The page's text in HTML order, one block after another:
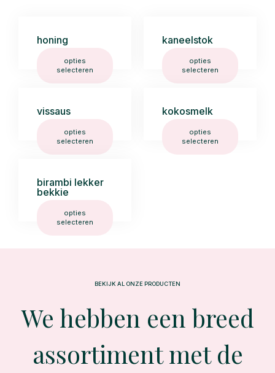
honing
opties
selecteren
kaneelstok
opties
selecteren
vissaus
opties
selecteren
kokosmelk
opties
selecteren
birambi lekker
bekkie
opties
selecteren
BEKIJK AL ONZE PRODUCTEN
We hebben een breed
assortiment met de